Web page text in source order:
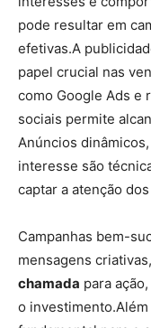
pode resultar em
efetivas.A
papel crucial nas
como Google Ads e
sociais permite
Anúncios
interesse são
captar a atenção
Campanhas bem-
mensagens
chamada para
o